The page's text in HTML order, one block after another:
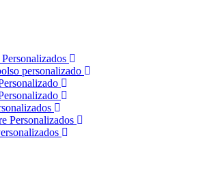
personalizado
Personalizados